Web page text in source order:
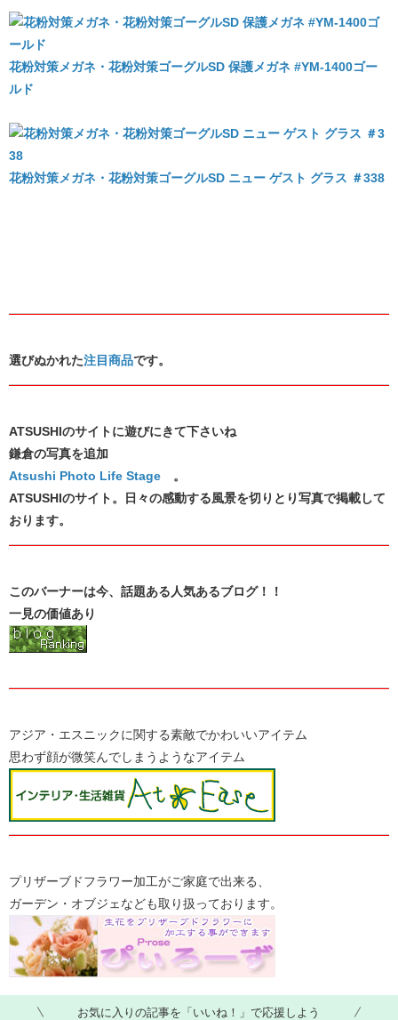
花粉対策メガネ・花粉対策ゴーグルSD 保護メガネ #YM-1400ゴー
ルド
花粉対策メガネ・花粉対策ゴーグルSD ニュー ゲスト グラス ＃338
選びぬかれた注目商品です。
ATSUSHIのサイトに遊びにきて下さいね
鎌倉の写真を追加
Atsushi Photo Life Stage 。
ATSUSHIのサイト。日々の感動する風景を切りとり写真で掲載して
おります。
このバーナーは今、話題ある人気あるブログ！！
一見の価値あり
アジア・エスニックに関する素敵でかわいいアイテム
思わず顔が微笑んでしまうようなアイテム
プリザーブドフラワー加工がご家庭で出来る、
ガーデン・オブジェなども取り扱っております。
お気に入りの記事を「いいね！」で応援しよう